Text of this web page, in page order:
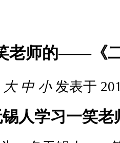
老师的——《
大 中 小发表于
锡人学习一笑